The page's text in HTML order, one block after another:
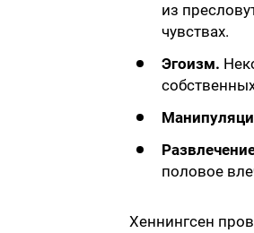
из
чувствах.
Эгоизм.
половое
Хеннингсен